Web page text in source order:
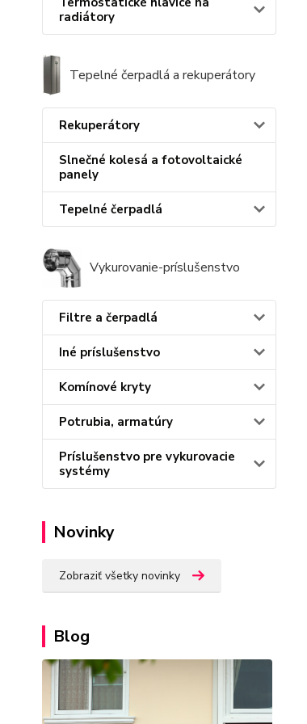
radiátory
Tepelné čerpadlá a rekuperátory
Rekuperátory
Slnečné kolesá a fotovoltaické
panely
Tepelné čerpadlá
Vykurovanie-príslušenstvo
Filtre a čerpadlá
Iné príslušenstvo
Komínové kryty
Potrubia, armatúry
Príslušenstvo pre vykurovacie
systémy
Novinky
Zobraziť všetky novinky
Blog